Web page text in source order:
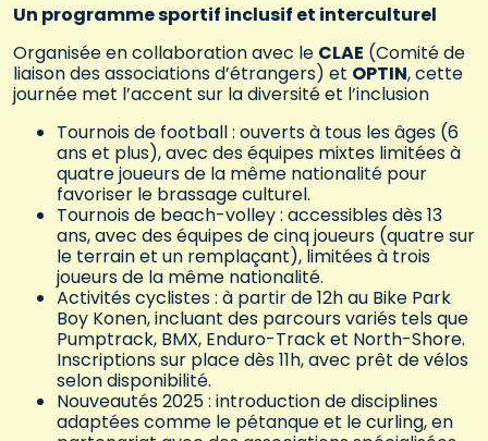
Un programme sportif inclusif et interculturel
Organisée en collaboration avec le CLAE (Comité de
liaison des associations d’étrangers) et OPTIN, cette
journée met l’accent sur la diversité et l’inclusion
Tournois de football: ouverts à tous les âges (6
ans et plus), avec des équipes mixtes limitées à
quatre joueurs de la même nationalité pour
favoriser le brassage culturel.
Tournois de beach-volley: accessibles dès 13
ans, avec des équipes de cinq joueurs (quatre sur
le terrain et un remplaçant), limitées à trois
joueurs de la même nationalité.
Activités cyclistes: à partir de 12h au Bike Park
Boy Konen, incluant des parcours variés tels que
Pumptrack, BMX, Enduro-Tracket North-Shore.
Inscriptions sur place dès 11h, avec prêt de vélos
selon disponibilité.
Nouveautés 2025: introduction de disciplines
adaptées comme le pétanqueet lecurling, en